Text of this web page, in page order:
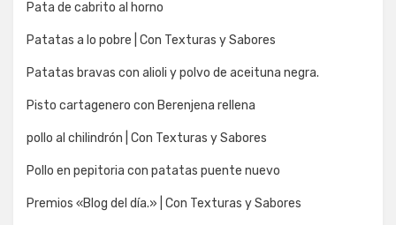
Pata de cabrito al horno
Patatas a lo pobre | Con Texturas y Sabores
Patatas bravas con alioli y polvo de aceituna negra.
Pisto cartagenero con Berenjena rellena
pollo al chilindrón | Con Texturas y Sabores
Pollo en pepitoria con patatas puente nuevo
Premios «Blog del día.» | Con Texturas y Sabores